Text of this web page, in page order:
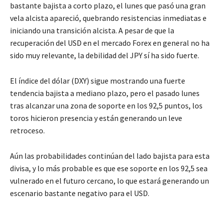
bastante bajista a corto plazo, el lunes que pasó una gran
vela alcista apareció, quebrando resistencias inmediatas e
iniciando una transición alcista. A pesar de que la
recuperación del USD en el mercado Forex en general no ha
sido muy relevante, la debilidad del JPY sí ha sido fuerte.
El índice del dólar (DXY) sigue mostrando una fuerte
tendencia bajista a mediano plazo, pero el pasado lunes
tras alcanzar una zona de soporte en los 92,5 puntos, los
toros hicieron presencia y están generando un leve
retroceso.
Aún las probabilidades continúan del lado bajista para esta
divisa, y lo más probable es que ese soporte en los 92,5 sea
vulnerado en el futuro cercano, lo que estará generando un
escenario bastante negativo para el USD.